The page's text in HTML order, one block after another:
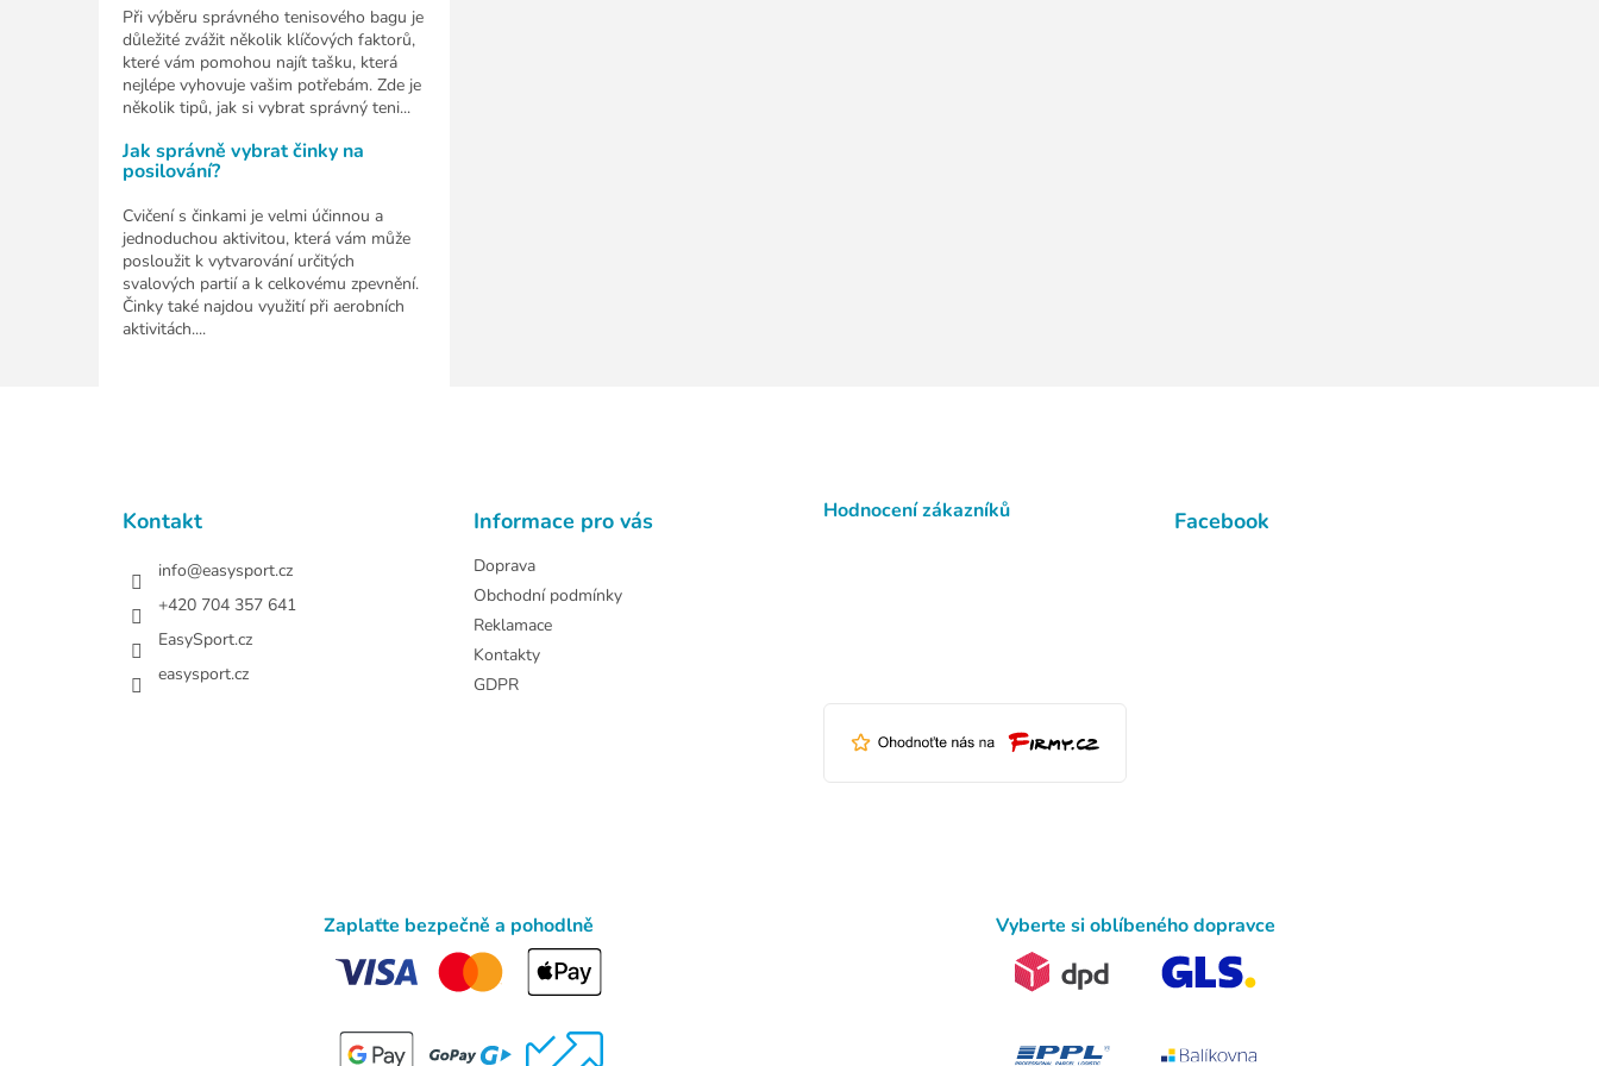
Při výběru správného tenisového bagu je
důležité zvážit několik klíčových faktorů,
které vám pomohou najít tašku, která
nejlépe vyhovuje vašim potřebám. Zde je
několik tipů, jak si vybrat správný teni...
Jak správně vybrat činky na
posilování?
Cvičení s činkami je velmi účinnou a
jednoduchou aktivitou, která vám může
posloužit k vytvarování určitých
svalových partií a k celkovému zpevnění.
Činky také najdou využití při aerobních
aktivitách....
Kontakt
info@easysport.cz
+420 704 357 641
EasySport.cz
easysport.cz
Informace pro vás
Doprava
Obchodní podmínky
Reklamace
Kontakty
GDPR
Hodnocení zákazníků Facebook
Zaplaťte bezpečně a pohodlně Vyberte si oblíbeného dopravce